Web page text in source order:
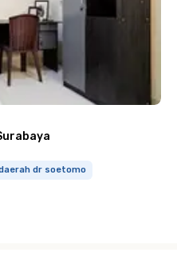
dr soetomo